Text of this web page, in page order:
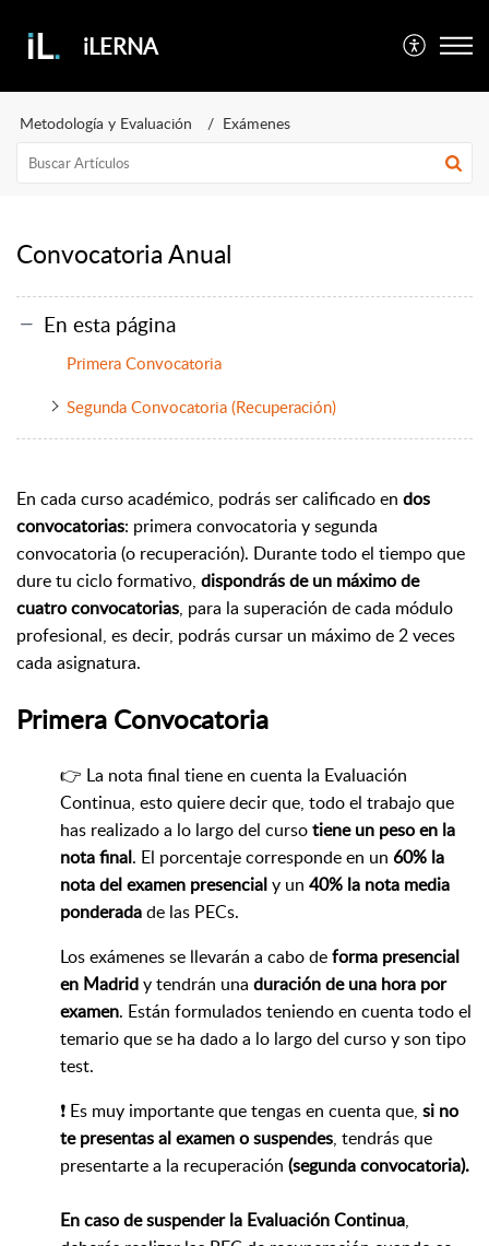
iLERNA
Metodología y Evaluación Exámenes
Convocatoria Anual
En esta página
Primera Convocatoria
Segunda Convocatoria (Recuperación)
En cada curso académico, podrás ser calificado en dos
convocatorias: primera convocatoria y segunda
convocatoria (o recuperación). Durante todo el tiempo que
dure tu ciclo formativo, dispondrás de un máximo de
cuatro convocatorias, para la superación de cada módulo
profesional, es decir, podrás cursar un máximo de 2 veces
cada asignatura.
Primera Convocatoria
👉 La nota final tiene en cuenta la Evaluación
Continua, esto quiere decir que, todo el trabajo que
has realizado a lo largo del cursotiene un peso en la
nota final. El porcentaje corresponde en un 60% la
nota del examen presencialy un 40% la nota media
ponderadade las PECs.
Los exámenes se llevarán a cabo deforma presencial
en Madridy tendrán una duración de una hora por
examen. Están formulados teniendo en cuenta todo el
temario que se ha dado a lo largo del curso y son tipo
test.
❗ Es muy importante que tengas en cuenta que, si no
te presentas al examen o suspendes, tendrás que
presentarte a la recuperación (segunda convocatoria).
En caso de suspender la Evaluación Continua,